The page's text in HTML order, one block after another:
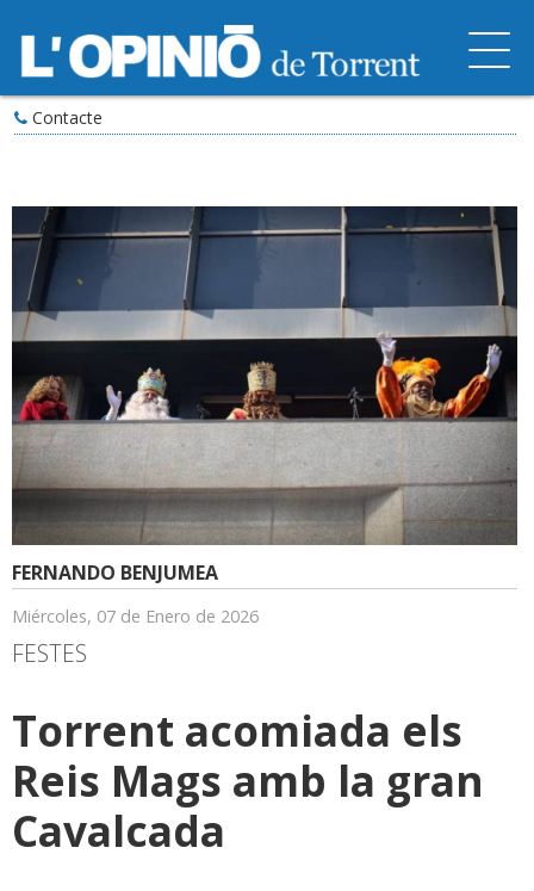
Contacte
FERNANDO BENJUMEA
Miércoles, 07 de Enero de 2026
FESTES
Torrent acomiada els
Reis Mags amb la gran
Cavalcada